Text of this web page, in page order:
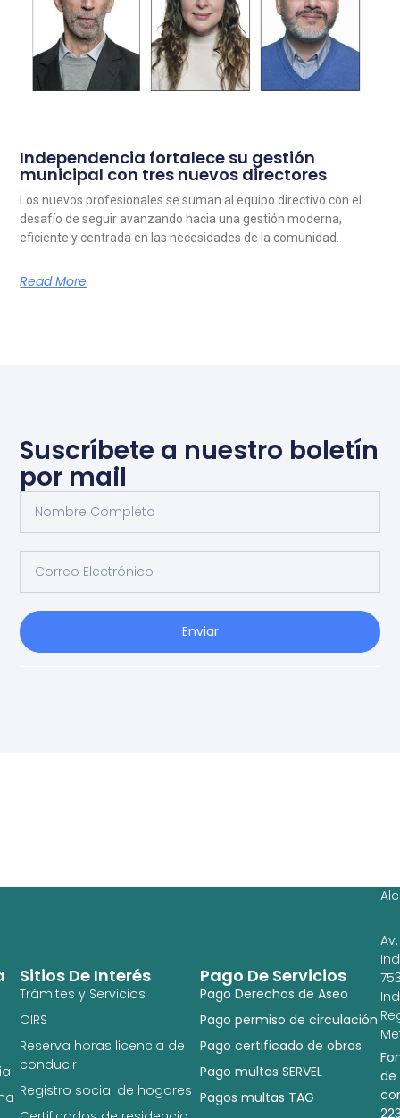
Independencia fortalece su gestión
municipal con tres nuevos directores
Los nuevos profesionales se suman al equipo directivo con el
desafío de seguir avanzando hacia una gestión moderna,
eficiente y centrada en las necesidades de la comunidad.
Read More
Suscríbete a nuestro boletín
por mail
Enviar
Pago De Servicios
Pago Derechos de Aseo
Pago permiso de circulación
Pago certificado de obras
Pago multas SERVEL
Pagos multas TAG
Sitios De Interés
Trámites y Servicios
OIRS
Reserva horas licencia de
conducir
Registro social de hogares
Av.
de